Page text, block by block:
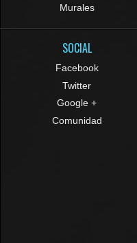
Murales
SOCIAL
Facebook
Twitter
Google +
Comunidad